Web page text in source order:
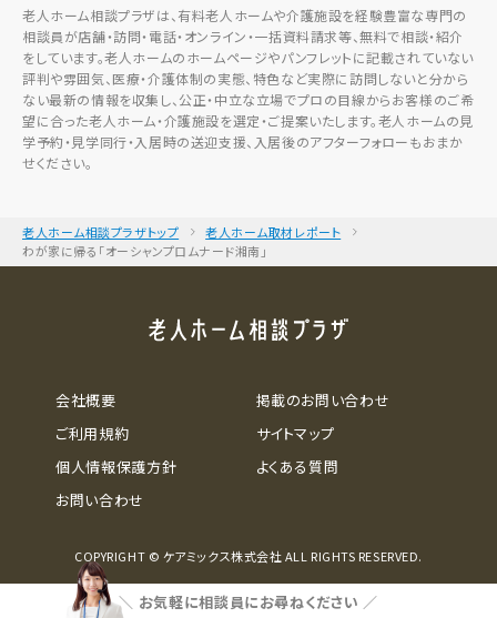
老人ホーム相談プラザは、有料老人ホームや介護施設を経験豊富な専門の
相談員が店舗・訪問・電話・オンライン・一括資料請求等、無料で相談・紹介
をしています。老人ホームのホームページやパンフレットに記載されていない
評判や雰囲気、医療・介護体制の実態、特色など実際に訪問しないと分から
ない最新の情報を収集し、公正・中立な立場でプロの目線からお客様のご希
望に合った老人ホーム・介護施設を選定・ご提案いたします。老人ホームの見
学予約・見学同行・入居時の送迎支援、入居後のアフターフォローもおまか
せください。
老人ホーム相談プラザトップ
老人ホーム取材レポート
わが家に帰る「オーシャンプロムナード湘南」
＼ お気軽に相談員にお尋ねください ／
会社概要
ご利用規約
個人情報保護方針
お問い合わせ
掲載のお問い合わせ
サイトマップ
よくある質問
COPYRIGHT © ケアミックス株式会社 ALL RIGHTS RESERVED.